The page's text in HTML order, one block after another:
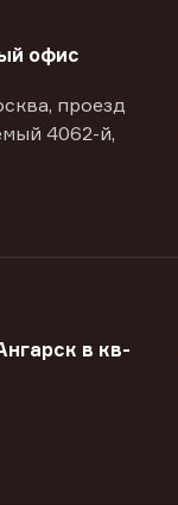
офис
проезд
4062-й,
в кв-